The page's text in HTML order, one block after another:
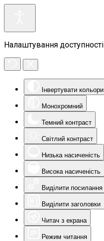
Налаштування доступності
Інвертувати кольори
Монохромний
Темний контраст
Світлий контраст
Низька насиченість
Висока насиченість
Виділити посилання
Виділити заголовки
Читач з екрана
Режим читання